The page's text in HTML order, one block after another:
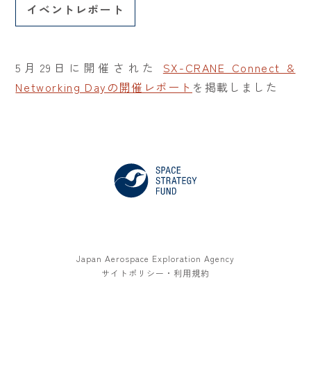
イベントレポート
5月29日に開催された SX-CRANE Connect &
Networking Dayの開催レポート を掲載しました
Japan Aerospace Exploration Agency
サイトポリシー・利用規約